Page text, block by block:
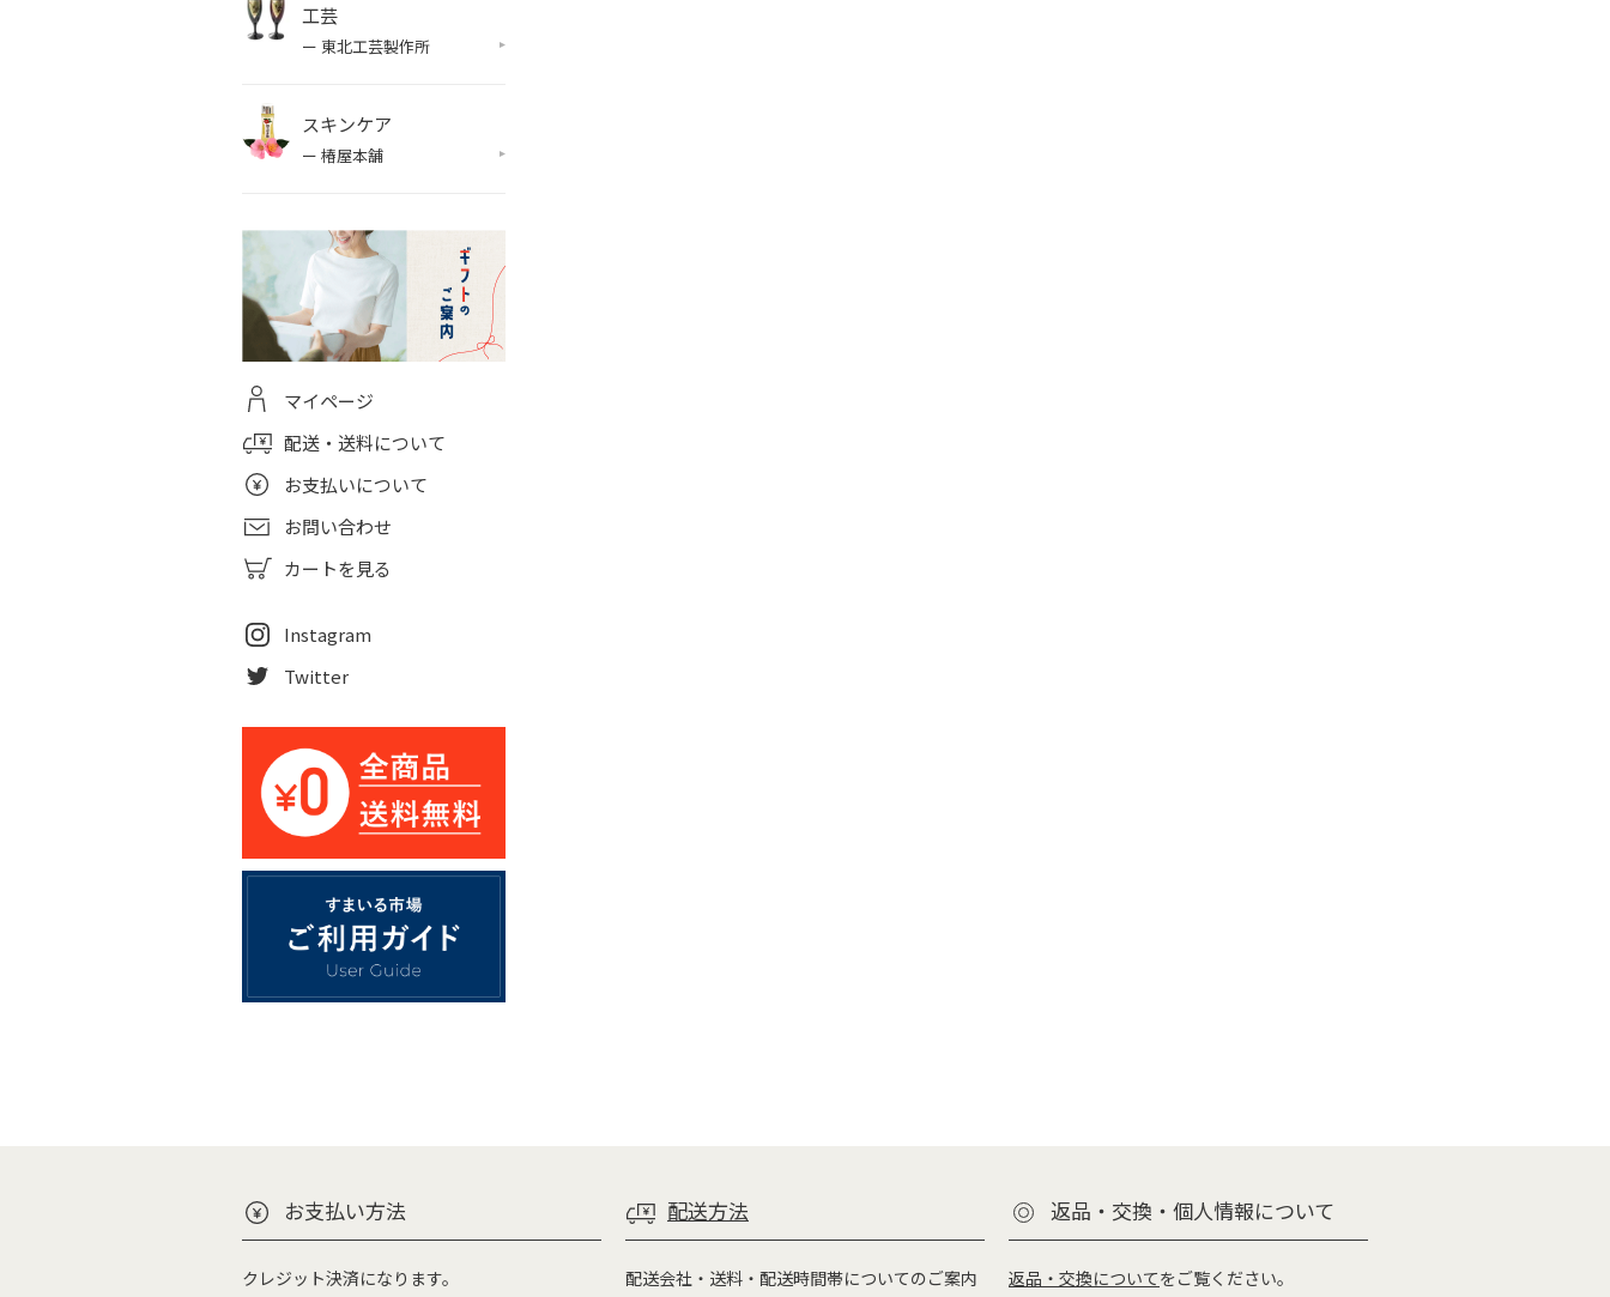
工芸
ー 東北工芸製作所
スキンケア
ー 椿屋本舗
マイページ
配送・送料について
お支払いについて
お問い合わせ
カートを見る
Instagram
Twitter
お支払い方法
クレジット決済になります。
配送方法
配送会社・送料・配送時間帯についてのご案内
返品・交換・個人情報について
返品・交換についてをご覧ください。